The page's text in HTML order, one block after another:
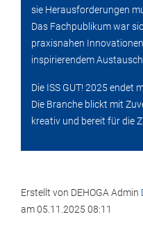
sie Herausforderungen
Das Fachpublikum war
praxisnahen
inspirierendem Austausch.
Die ISS GUT! 2025 endet
Die Branche blickt mit
kreativ und bereit für die
Erstellt von DEHOGA Admin
am05.11.2025 08:11